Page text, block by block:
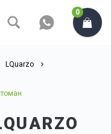
0
LQuarzo